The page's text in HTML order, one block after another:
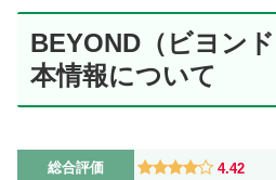
BEYOND（ビヨン
本情報について
総合評価 4.42